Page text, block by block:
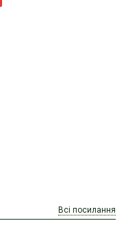
Всі посилання